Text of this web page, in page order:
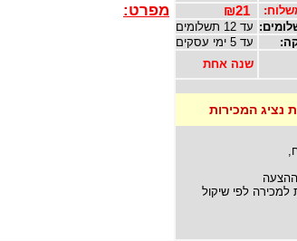
עד 12 תשלומים
עד 5 ימי עסקים
שנה אחת
נציג המכירות
לפי שיקול
מפרט: